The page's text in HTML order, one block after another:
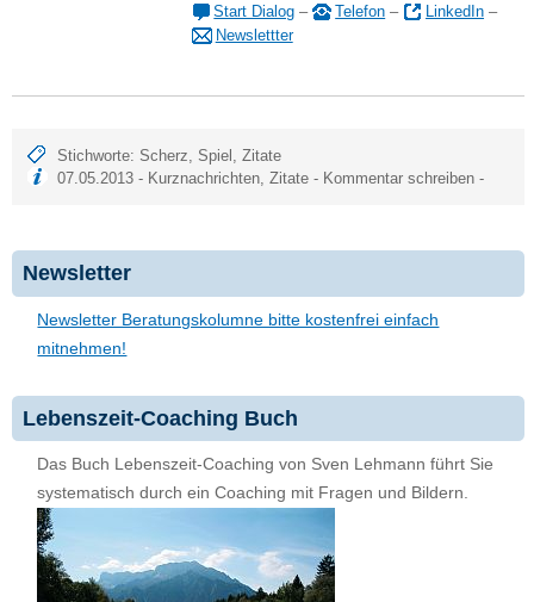
Start Dialog – Telefon – LinkedIn –
Newslettter
Stichworte:Scherz ,Spiel ,Zitate
07.05.2013 - Kurznachrichten ,Zitate - Kommentar schreiben -
Newsletter
Newsletter Beratungskolumne bitte kostenfrei einfach
mitnehmen!
Lebenszeit-Coaching Buch
Das Buch Lebenszeit-Coaching von Sven Lehmann führt Sie
systematisch durch ein Coaching mit Fragen und Bildern.